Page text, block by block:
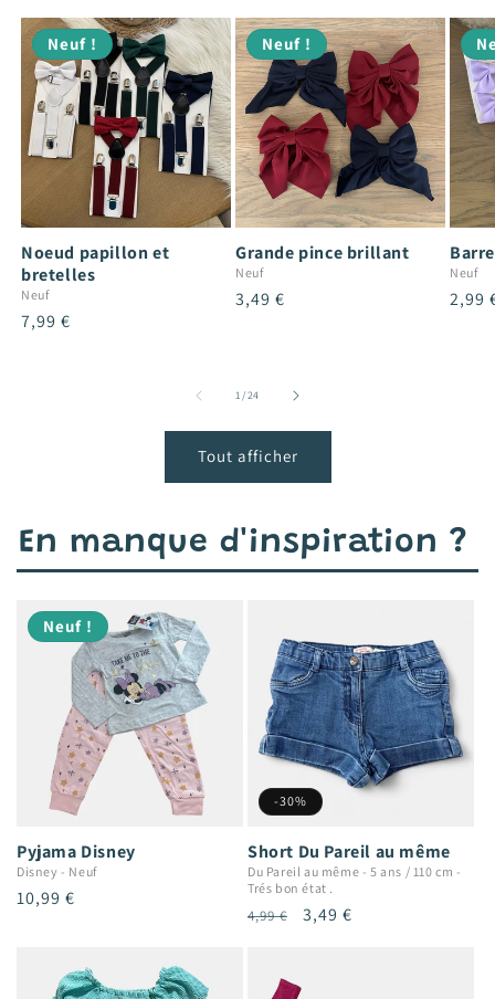
Neuf !
Noeud papillon et
bretelles
Neuf
Prix
7,99 €
Neuf !
Grande pince brillant
Neuf
Prix
3,49 €
Neuf
Prix
2,99
1/de
24
Tout afficher
En manque d'inspiration ?
Neuf !
Pyjama Disney
Disney - Neuf
Prix
10,99 €
-30%
Short Du Pareil au même
Du Pareil au même - 5 ans / 110 cm -
Trés bon état .
Prix
4,99 €
Prix
3,49 €